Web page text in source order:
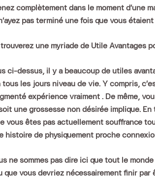
complètement dans le moment d’une
pas terminé une fois que vous
une myriade de Utile Avantages
ci-dessus, il y a beaucoup de utiles
les jours niveau de vie. Y compris,
expérience vraiment . De même,
une grossesse non désirée implique.
vous êtes pas actuellement souffrance
histoire de physiquement proche
ne sommes pas dire ici que tout le
que vous devriez nécessairement finir par